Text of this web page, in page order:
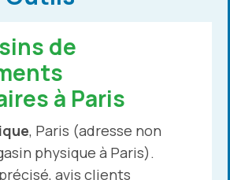
de
à Paris
, Paris (adresse non
physique à Paris).
avis clients